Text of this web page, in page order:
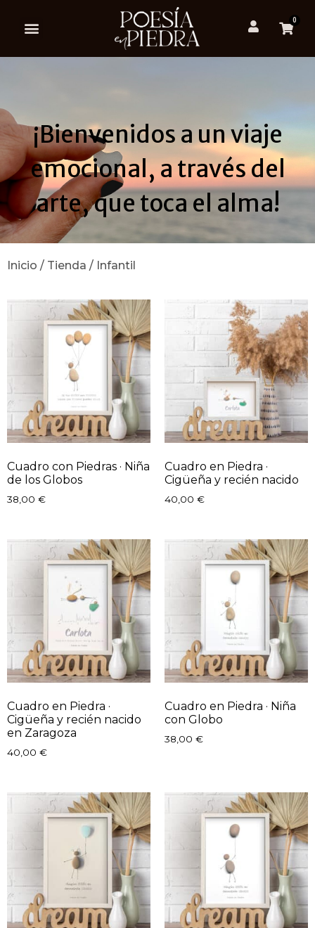
0
¡Bienvenidos a un viaje
emocional, a través del
arte, que toca el alma!
Inicio / Tienda / Infantil
Cuadro con Piedras · Niña
de los Globos
38,00 €
Cuadro en Piedra ·
Cigüeña y recién nacido
40,00 €
Cuadro en Piedra ·
Cigüeña y recién nacido
en Zaragoza
40,00 €
Cuadro en Piedra · Niña
con Globo
38,00 €